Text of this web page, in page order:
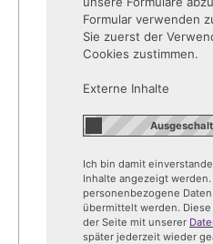
Formular verwenden
Sie zuerst der
Cookies zustimmen.
Externe Inhalte
Ich bin damit
Inhalte angezeigt
personenbezogene
übermittelt werden.
der Seite mit unserer
später jederzeit wieder